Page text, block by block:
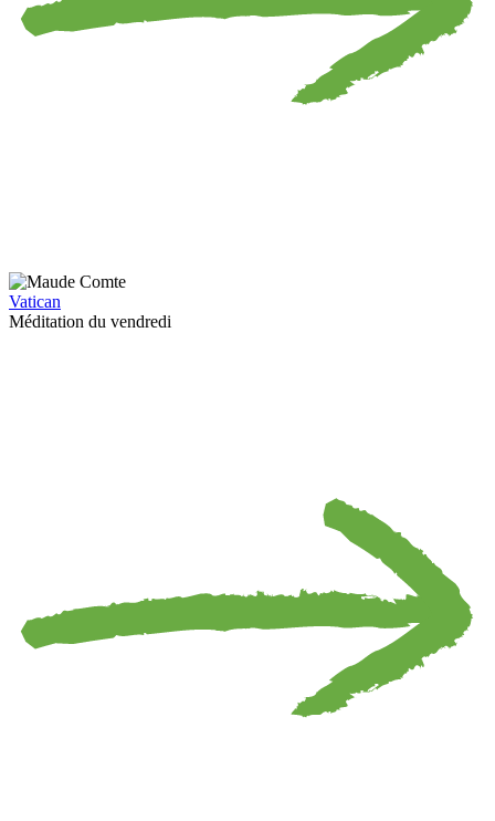
Vatican
Méditation du vendredi